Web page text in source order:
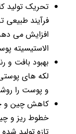
تحریک تولید
فرآیند طبیعی
افزایش می
الاستیسیته
بهبود بافت
لکه های
و پوست را
کاهش چین و
خطوط ریز و